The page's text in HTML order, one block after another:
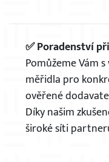
✅ Poradenství
Pomůžeme Vám
měřidla pro
ověřené
Díky našim
široké síti